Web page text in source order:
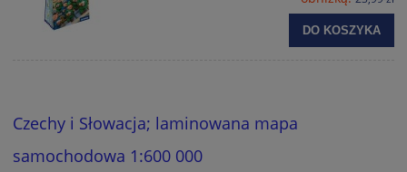
DO KOSZYKA
Czechy i Słowacja; laminowana mapa
samochodowa 1:600 000